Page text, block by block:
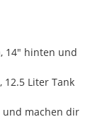
14" hinten und
Liter Tank
und machen dir